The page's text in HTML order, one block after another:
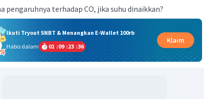
pengaruhnya terhadap CO, jika suhu dinaikkan?
Ikuti Tryout SNBT & Menangkan E-Wallet 100rb
Habis dalam
01 :09 :23 :36
Klaim